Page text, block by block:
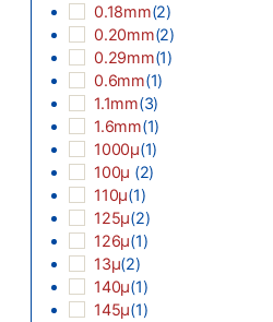
0.18mm(2)
0.20mm(2)
0.29mm(1)
0.6mm(1)
1.1mm(3)
1.6mm(1)
1000µ(1)
100µ (2)
110µ(1)
125µ(2)
126µ(1)
13µ(2)
140µ(1)
145µ(1)